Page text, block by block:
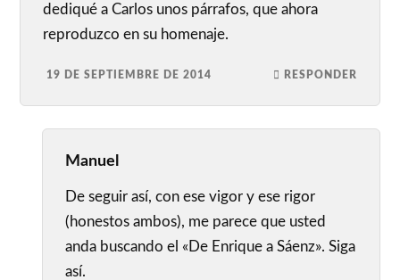
dediqué a Carlos unos párrafos, que ahora
reproduzco en su homenaje.
19 DE SEPTIEMBRE DE 2014 RESPONDER
Manuel
De seguir así, con ese vigor y ese rigor
(honestos ambos), me parece que usted
anda buscando el «De Enrique a Sáenz». Siga
así.